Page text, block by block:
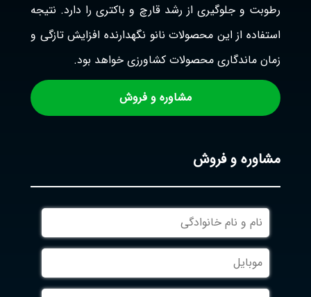
رطوبت و جلوگیری از رشد قارچ و باکتری را دارد. نتیجه
استفاده از این محصولات نانو نگهدارنده افزایش تازگی و
زمان ماندگاری محصولات کشاورزی خواهد بود.
مشاوره و فروش
مشاوره و فروش
نام
و
نام
خانوادگی
موبایل